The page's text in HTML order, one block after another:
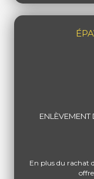
ENLÈVEMENT
En plus du rachat